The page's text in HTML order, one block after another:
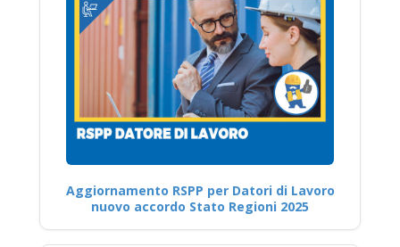
Aggiornamento RSPP per Datori di Lavoro
nuovo accordo Stato Regioni 2025